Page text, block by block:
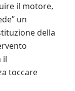
il motore,
un
della
il
toccare